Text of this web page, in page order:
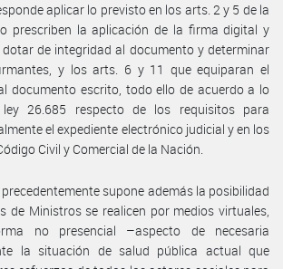
aplicar lo previsto en los arts. 2 y 5 de la
prescriben la aplicación de la firma digital y
de integridad al documento y determinar
y los arts. 6 y 11 que equiparan el
documento escrito, todo ello de acuerdo a lo
26.685 respecto de los requisitos para
el expediente electrónico judicial y en los
Civil y Comercial de la Nación.
supone además la posibilidad
de Ministros se realicen por medios virtuales,
no presencial –aspecto de necesaria
la situación de salud pública actual que